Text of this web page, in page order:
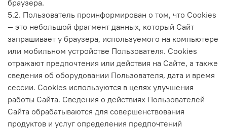
браузера.
5.2. Пользователь проинформирован о том, что Сookies
— это небольшой фрагмент данных, который Сайт
запрашивает у браузера, используемого на компьютере
или мобильном устройстве Пользователя. Cookies
отражают предпочтения или действия на Сайте, а также
сведения об оборудовании Пользователя, дата и время
сессии. Cookies используются в целях улучшения
работы Сайта. Сведения о действиях Пользователей
Сайта обрабатываются для совершенствования
продуктов и услуг определения предпочтений